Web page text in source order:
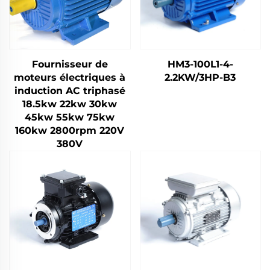
Fournisseur de
moteurs électriques à
induction AC triphasé
18.5kw 22kw 30kw
45kw 55kw 75kw
160kw 2800rpm 220V
380V
HM3-100L1-4-
2.2KW/3HP-B3